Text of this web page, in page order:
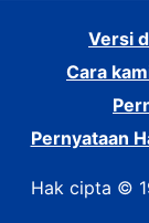
Versi
Cara
Pernyataan
Hak cipta ©